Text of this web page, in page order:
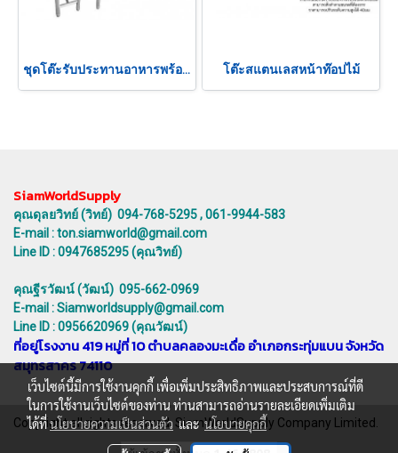
ชุดโต๊ะรับประทานอาหารพร้อมม้านั่งยาวสแตนเลส โต๊ะสแตนเลสหน้าท๊อปไม้
SiamWorldSupply
คุณดุลยวิทย์ (วิทย์) 094-768-5295 , 061-9944-583
E-mail : ton.siamworld@gmail.com
Line ID : 0947685295 (คุณวิทย์)
คุณฐีรวัฒน์ (วัฒน์) 095-662-0969
E-mail : Siamworldsupply@gmail.com
Line ID : 0956620969 (คุณวัฒน์)
ที่อยู่โรงงาน 419 หมู่ที่ 10 ตำบลคลองมะเดื่อ อำเภอกระทุ่มแบน จังหวัด
สมุทรสาคร 74110
Copyright all rights reserved. SiamWorldSupply Company Limited.
เว็บไซต์นี้มีการใช้งานคุกกี้ เพื่อเพิ่มประสิทธิภาพและประสบการณ์ที่ดี
ในการใช้งานเว็บไซต์ของท่าน ท่านสามารถอ่านรายละเอียดเพิ่มเติม
ได้ที่นโยบายความเป็นส่วนตัวและนโยบายคุกกี้